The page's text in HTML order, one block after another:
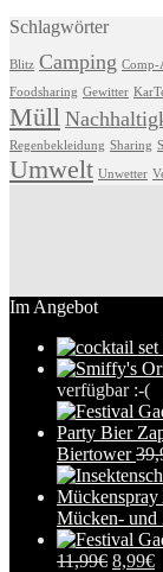
Schlagwörter
Blitz Camping Comp-
Foodsharing Gewitter
Müll
Regenbekleidung Sharing
Umwelt Unwetter
Im Angebot
verfügbar :-(
Biertower
Mücken- und
11,99€ 8,99€